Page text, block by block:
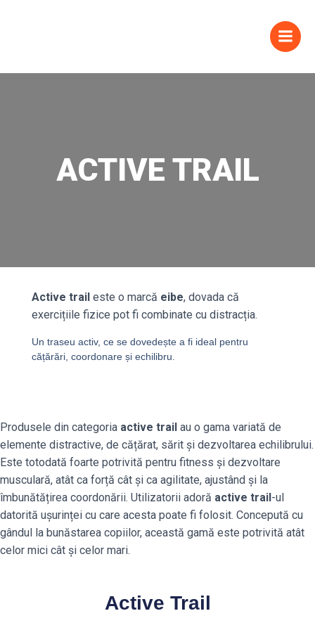
ACTIVE TRAIL
Active trail este o marcă eibe, dovada că
exercițiile fizice pot fi combinate cu distracția.
Un traseu activ, ce se dovedește a fi ideal pentru
cățărări, coordonare și echilibru.
Produsele din categoria active trail au o gama variată de
elemente distractive, de cățărat, sărit și dezvoltarea echilibrului.
Este totodată foarte potrivită pentru fitness și dezvoltare
musculară, atât ca forță cât și ca agilitate, ajustând și la
îmbunătățirea coordonării. Utilizatorii adoră active trail-ul
datorită ușurinței cu care acesta poate fi folosit. Concepută cu
gândul la bunăstarea copiilor, această gamă este potrivită atât
celor mici cât și celor mari.
Active Trail